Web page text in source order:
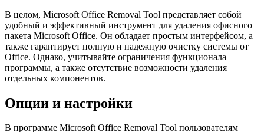
В целом, Microsoft Office Removal Tool представляет собой
удобный и эффективный инструмент для удаления офисного
пакета Microsoft Office. Он обладает простым интерфейсом, а
также гарантирует полную и надежную очистку системы от
Office. Однако, учитывайте ограничения функционала
программы, а также отсутствие возможности удаления
отдельных компонентов.
Опции и настройки
В программе Microsoft Office Removal Tool пользователям